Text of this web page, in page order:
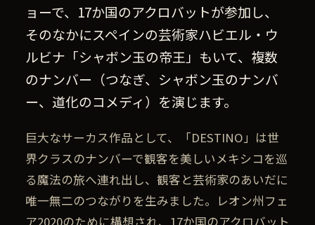
ョーで、17か国のアクロバットが参加し、
そのなかにスペインの芸術家ハビエル・ウ
ルビナ「シャボン玉の帝王」もいて、複数
のナンバー（つなぎ、シャボン玉のナンバ
ー、道化のコメディ）を演じます。
巨大なサーカス作品として、「DESTINO」は世
界クラスのナンバーで観客を美しいメキシコを巡
る魔法の旅へ連れ出し、観客と芸術家のあいだに
唯一無二のつながりを生みました。レオン州フェ